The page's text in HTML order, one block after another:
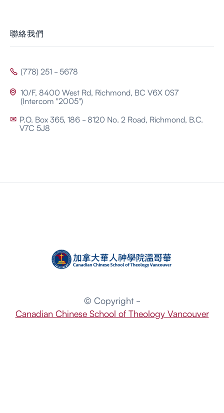
聯絡我們
 (778) 251 - 5678
 10/F, 8400 West Rd, Richmond, BC V6X 0S7
(Intercom "2005")
✉ P.O. Box 365, 186 - 8120 No. 2 Road, Richmond, B.C.
V7C 5J8
© Copyright -
Canadian Chinese School of Theology Vancouver